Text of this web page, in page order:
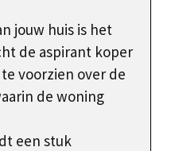
jouw huis is het
de aspirant koper
voorzien over de
de woning
een stuk